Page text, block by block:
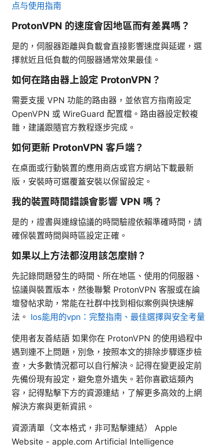
点与使用指南
ProtonVPN 的速度會因地區而有差異嗎？
是的，伺服器距離與負載會直接影響速度與延遲，選
擇就近且低負載的伺服器通常效果最佳。
如何在路由器上設定 ProtonVPN？
需要支援 VPN 功能的路由器，並依官方指南設定
OpenVPN 或 WireGuard 配置檔。路由器設定較複
雜，建議跟隨官方教程逐步完成。
如何更新 ProtonVPN 客戶端？
在桌面或行動裝置的應用商店或官方網站下載最新
版，安裝時可選覆蓋安裝以保留設定。
我的裝置時間錯誤會影響 VPN 嗎？
是的，證書與連線協議的時間驗證依賴準確時間，請
確保裝置時間與時區設定正確。
如果以上方法都沒用該怎麼辦？
先記錄問題發生的時間、所在地區、使用的伺服器、
協議與裝置版本，然後聯繫 ProtonVPN 客服或在論
壇發帖求助，常能在社群中找到相似案例與快速解
法。 Ios能用的vpn：完整指南、最佳選擇與安全考量
使用者友善結語 如果你在 ProtonVPN 的使用過程中
遇到連不上問題，別急，按照本文的排除步驟逐步檢
查，大多數情況都可以自行解決。記得在變更設定前
先備份現有設定，避免意外遺失。若你喜歡這類內
容，記得點擊下方的資源連結，了解更多高效的上網
解決方案與更新資訊。
資源清單（文本格式，非可點擊連結） Apple
Website - apple.com Artificial Intelligence